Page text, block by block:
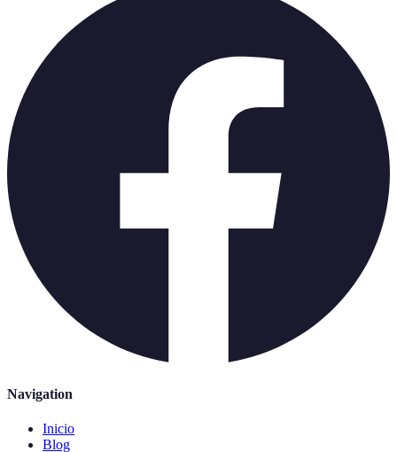
Navigation
Inicio
Blog